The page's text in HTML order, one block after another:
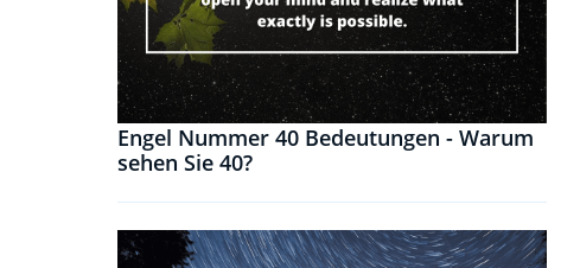
Engel Nummer 40 Bedeutungen - Warum
sehen Sie 40?